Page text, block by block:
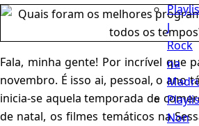
J
Rock
na
Non
Fala, minha gente! Por incrível que
novembro. É isso ai, pessoal, o ano
inicia-se aquela temporada de
de natal, os filmes temáticos na